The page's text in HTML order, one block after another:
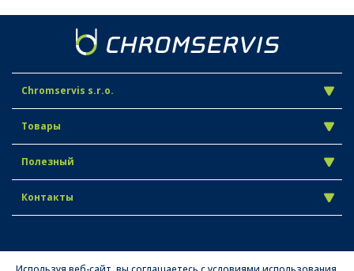
Chromservis s.r.o.
Товары
Полезный
Контакты